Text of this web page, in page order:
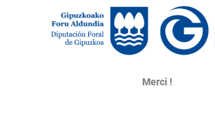
Merci !